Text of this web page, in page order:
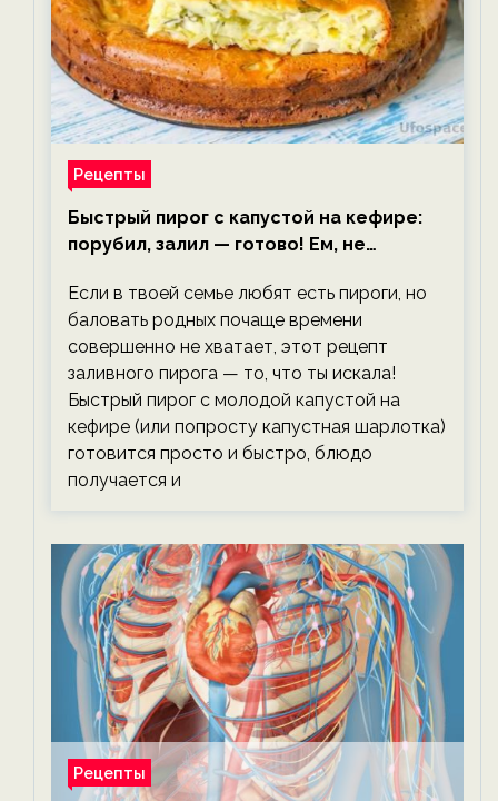
Рецепты
Быстрый пирог с капустой на кефире:
порубил, залил — готово! Ем, не
Если в твоей семье любят есть пироги, но
баловать родных почаще времени
совершенно не хватает, этот рецепт
заливного пирога — то, что ты искала!
Быстрый пирог с молодой капустой на
кефире (или попросту капустная шарлотка)
готовится просто и быстро, блюдо
получается и
Рецепты